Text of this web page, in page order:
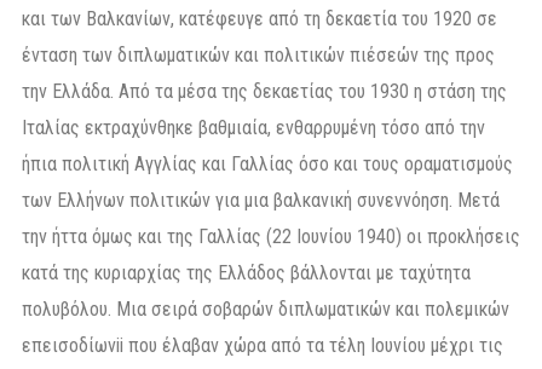
και των Βαλκανίων, κατέφευγε από τη δεκαετία του 1920 σε
ένταση των διπλωματικών και πολιτικών πιέσεών της προς
την Ελλάδα. Από τα μέσα της δεκαετίας του 1930 η στάση της
Ιταλίας εκτραχύνθηκε βαθμιαία, ενθαρρυμένη τόσο από την
ήπια πολιτική Αγγλίας και Γαλλίας όσο και τους οραματισμούς
των Ελλήνων πολιτικών για μια βαλκανική συνεννόηση. Μετά
την ήττα όμως και της Γαλλίας (22 Ιουνίου 1940) οι προκλήσεις
κατά της κυριαρχίας της Ελλάδος βάλλονται με ταχύτητα
πολυβόλου. Μια σειρά σοβαρών διπλωματικών και πολεμικών
επεισοδίωνii που έλαβαν χώρα από τα τέλη Ιουνίου μέχρι τις